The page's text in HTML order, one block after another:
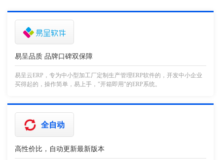
易呈品质 品牌口碑双保障
易呈云ERP，专为中小型加工厂定制生产管理ERP软件的，开发中小企业
买得起的，操作简单，易上手，"开箱即用"的ERP系统。
全自动
高性价比，自动更新最新版本